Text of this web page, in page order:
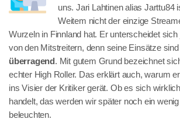
uns. Jari Lahtinen alias Jarttu84
Weitem nicht der einzige
Wurzeln in Finnland hat. Er unterscheidet
von den Mitstreitern, denn seine Einsätze sind
überragend . Mit gutem Grund bezeichnet
echter High Roller. Das erklärt auch, warum
ins Visier der Kritiker gerät. Ob es sich
handelt, das werden wir später noch ein
beleuchten.